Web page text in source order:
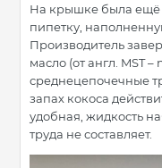
На крышке была ещё
пипетку,
Производитель
масло (от англ. MST
среднецепочечные
запах кокоса
удобная, жидкость
труда не составляет.